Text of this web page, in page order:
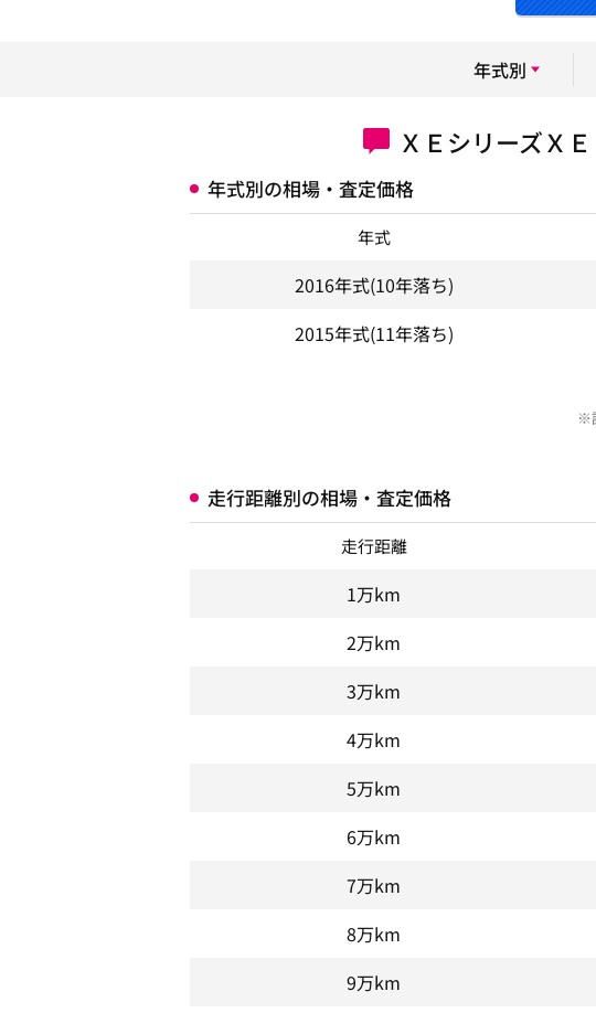
年式別
ＸＥシリーズＸ
年式別の相場・査定価格
年式
2016年式(10年落ち)
2015年式(11年落ち)
※
走行距離別の相場・査定価格
走行距離
1万km
2万km
3万km
4万km
5万km
6万km
7万km
8万km
9万km